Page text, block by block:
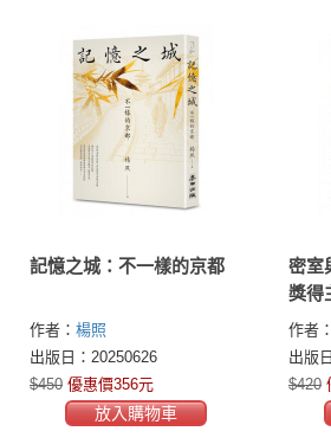
記憶之城：不一樣的京都
作者： 楊照
出版日：20250626
$450 優惠價356元
放入購物車
密室
獎得
特公
作者：
出版
$420